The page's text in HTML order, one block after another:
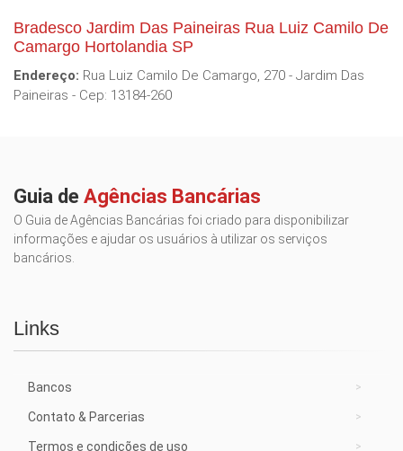
Bradesco Jardim Das Paineiras Rua Luiz Camilo De
Camargo Hortolandia SP
Endereço: Rua Luiz Camilo De Camargo, 270 - Jardim Das
Paineiras - Cep: 13184-260
Guia de Agências Bancárias
O Guia de Agências Bancárias foi criado para disponibilizar
informações e ajudar os usuários à utilizar os serviços
bancários.
Links
Bancos
Contato & Parcerias
Termos e condições de uso